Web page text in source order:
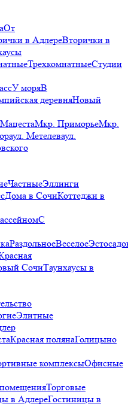
От
в АдлереВторички в
ТрехкомнатныеСтудии
У моряВ
деревняНовый
МацестаМкр. ПриморьеМкр.
ул. Метелеваул.
ЧастныеЭллинги
Дома в СочиКоттеджи в
С
РаздольноеВеселое
СочиТаунхаусы в
Элитные
Красная полянаГолицыно
комплексыОфисные
Торговые
в АдлереГостиницы в